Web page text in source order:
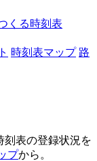
くる時刻表
時刻表マップ 路
刻表の登録状況を
プから。